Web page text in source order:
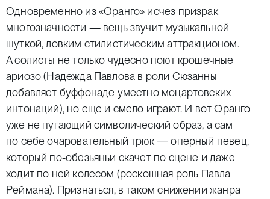
Одновременно из «Оранго» исчез призрак
многозначности — вещь звучит музыкальной
шуткой, ловким стилистическим аттракционом.
А солисты не только чудесно поют крошечные
ариозо (Надежда Павлова в роли Сюзанны
добавляет буффонаде уместно моцартовских
интонаций), но еще и смело играют. И вот Оранго
уже не пугающий символический образ, а сам
по себе очаровательный трюк — оперный певец,
который по-обезьяньи скачет по сцене и даже
ходит по ней колесом (роскошная роль Павла
Реймана). Признаться, в таком снижении жанра